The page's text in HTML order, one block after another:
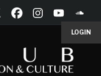
LOGIN